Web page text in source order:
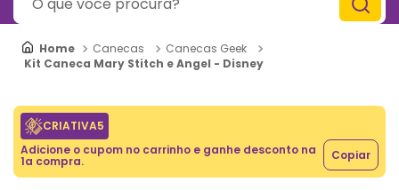
Canecas
Canecas Geek
Kit Caneca Mary Stitch e Angel - Disney
CRIATIVA5
Adicione o cupom no carrinho e ganhe desconto na
1a compra. Copiar